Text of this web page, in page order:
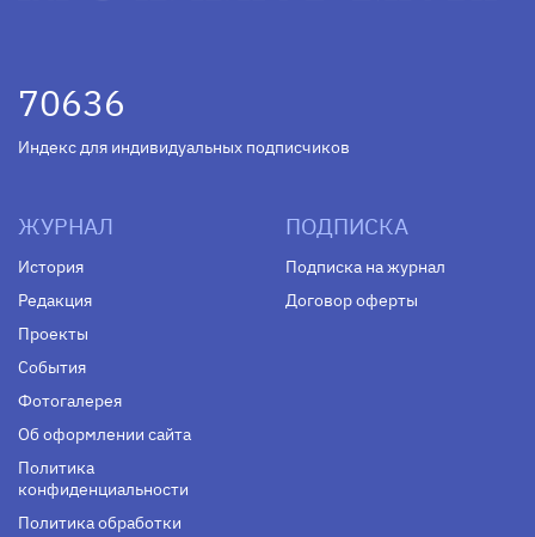
70636
Индекс для индивидуальных подписчиков
ЖУРНАЛ
История
Редакция
Проекты
События
Фотогалерея
Об оформлении сайта
Политика
конфиденциальности
Политика обработки
ПОДПИСКА
Подписка на журнал
Договор оферты